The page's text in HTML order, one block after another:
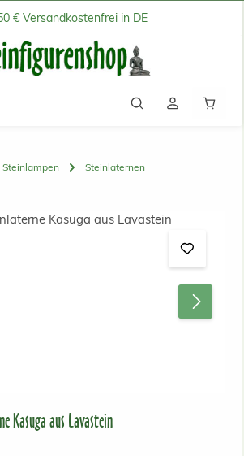
€ Versandkostenfrei in DE
Steinlaternen
Kasuga aus Lavastein